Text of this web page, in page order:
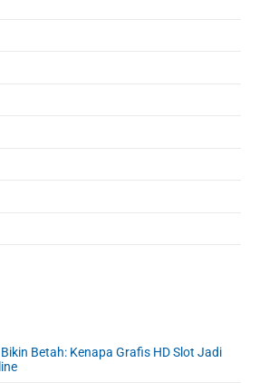
Betah: Kenapa Grafis HD Slot Jadi